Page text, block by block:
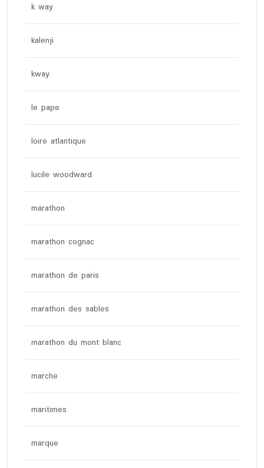
k way
kalenji
kway
le pape
loire atlantique
lucile woodward
marathon
marathon cognac
marathon de paris
marathon des sables
marathon du mont blanc
marche
maritimes
marque